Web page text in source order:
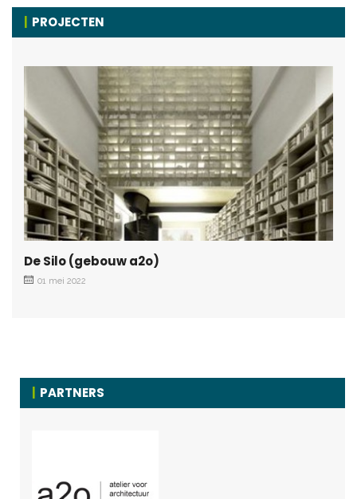
PROJECTEN
De Silo (gebouw a2o)
01 mei 2022
PARTNERS